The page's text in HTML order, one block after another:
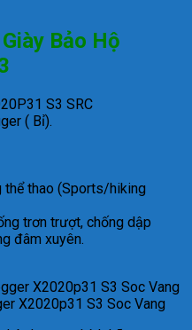
Bảo Hộ
S3 SRC
( Bỉ).
thể thao (Sports/hiking
trơn trượt, chống dập
đâm xuyên.
X2020p31 S3 Soc Vang